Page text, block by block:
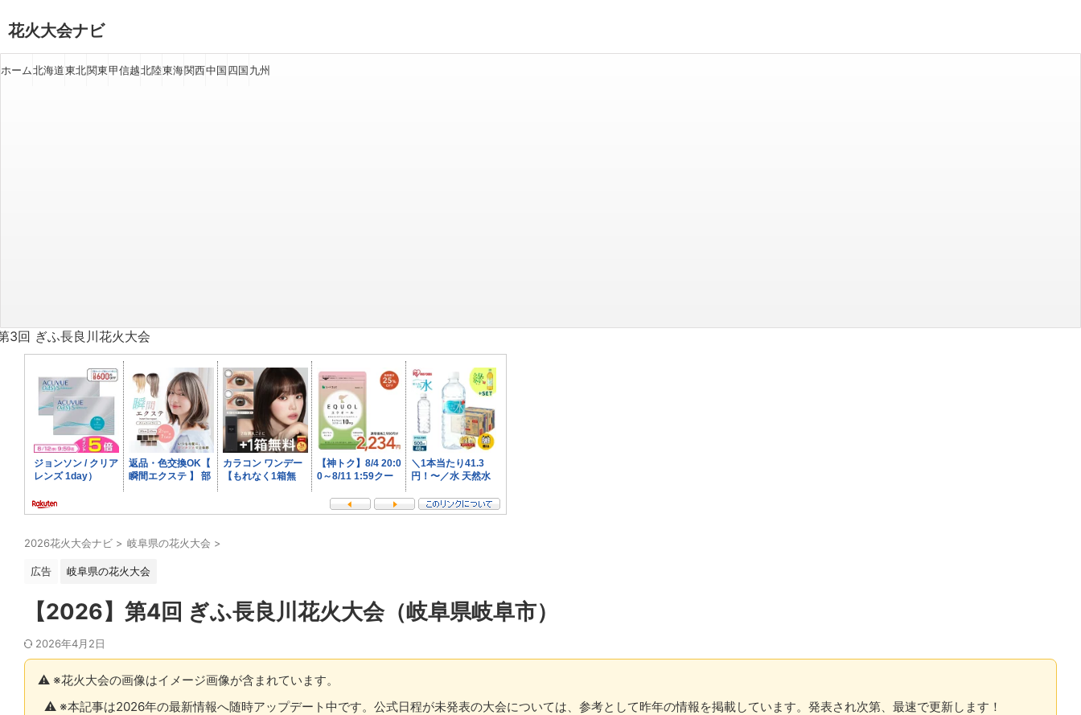
花火大会ナビ
ホーム北海道東北関東甲信越北陸東海関西中国四国九州
2026花火大会ナビ > 岐阜県の花火大会 >
広告 岐阜県の花火大会
【2026】第4回 ぎふ長良川花火大会（岐阜県岐阜市）
2026年4月2日
⚠️ ※花火大会の画像はイメージ画像が含まれています。
⚠️ ※本記事は2026年の最新情報へ随時アップデート中です。公式日程が未発表の大会については、参考として昨年の情報を掲載しています。発表され次第、最速で更新します！